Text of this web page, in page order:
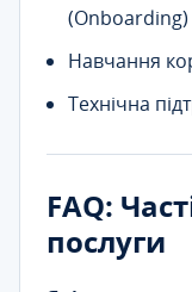
(Onboarding)
Навчання
Технічна
FAQ:
послуги